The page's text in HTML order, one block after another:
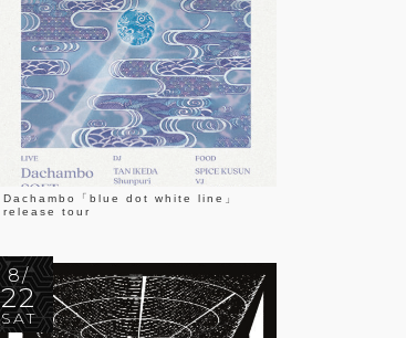
Dachambo「blue dot white line」
release tour
8/
22
SAT